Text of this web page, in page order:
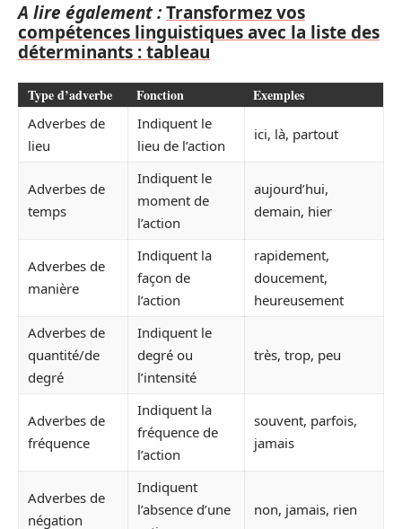
A lire également :Transformez vos
compétences linguistiques avec la liste des
déterminants : tableau
Type d’adverbe Fonction Exemples
Adverbes de
lieu
Indiquent le
lieu de l’action
ici, là, partout
Adverbes de
temps
Indiquent le
moment de
l’action
aujourd’hui,
demain, hier
Adverbes de
manière
Indiquent la
façon de
l’action
rapidement,
doucement,
heureusement
Adverbes de
quantité/de
degré
Indiquent le
degré ou
l’intensité
très, trop, peu
Adverbes de
fréquence
Indiquent la
fréquence de
l’action
souvent, parfois,
jamais
Adverbes de
négation
Indiquent
l’absence d’une
non, jamais, rien